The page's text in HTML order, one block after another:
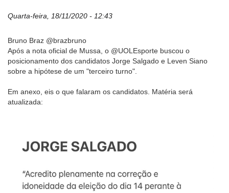
Quarta-feira, 18/11/2020 - 12:43
Bruno Braz @brazbruno
Após a nota oficial de Mussa, o @UOLEsporte buscou o
posicionamento dos candidatos Jorge Salgado e Leven Siano
sobre a hipótese de um "terceiro turno".
Em anexo, eis o que falaram os candidatos. Matéria será
atualizada: